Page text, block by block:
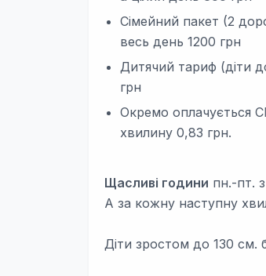
Сімейний пакет (2
весь день 1200 грн
Дитячий тариф (діти
грн
Окремо оплачується
хвилину 0,83 грн.
Щасливі години пн.-пт.
А за кожну наступну
Діти зростом до 130 см.